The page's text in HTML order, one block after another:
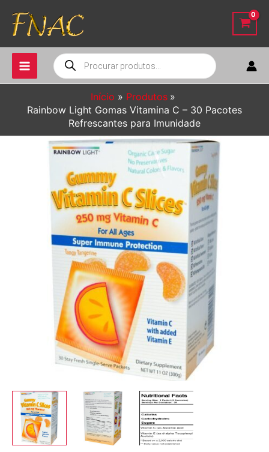
para
conteúdo
Pesquisar
produtos
Início
Produtos
Rainbow Light Gomas Vitamina C – 30 Pacotes
Refrescantes para Imunidade